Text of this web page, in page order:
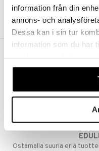
information från din
annons- och
Dessa kan i sin tur
information som du har
våra cookies vid
LUO ASIAKAS
Aina maksuton
tuotteen tai koko
Ennen kello 13.00 tehdyt
Ostamalla suuria eriä